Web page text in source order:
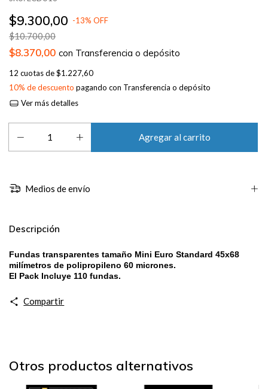
$9.300,00 -13% OFF
$10.700,00
$8.370,00 con Transferencia o depósito
12 cuotas de$1.227,60
10% de descuento pagando con Transferencia o depósito
Ver más detalles
Medios de envío
Descripción
Fundas transparentes tamaño Mini Euro Standard 45x68
milímetros de polipropileno 60 micrones.
El Pack Incluye 110 fundas.
Compartir
Otros productos alternativos